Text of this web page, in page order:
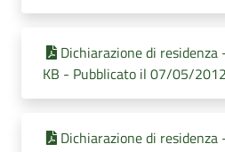
Dichiarazione di
KB - Pubblicato il 07/05/
Dichiarazione di